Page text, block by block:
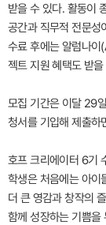
받을 수 있다. 활동이
공간과 직무적 전문성
수료 후에는 알럼나
젝트 지원 혜택도 받
모집 기간은 이달 29
청서를 기입해 제출하
호프 크리에이터 6기
학생은 처음에는 아이
더 큰 영감과 창작의
함께 성장하는 기쁨을